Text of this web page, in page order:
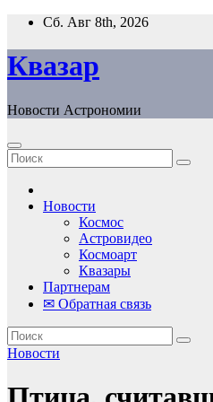
Перейти
содержанию
Сб. Авг 8th, 2026
Квазар
Новости Астрономии
Новости
Космос
Астровидео
Космоарт
Квазары
Партнерам
✉ Обратная связь
Новости